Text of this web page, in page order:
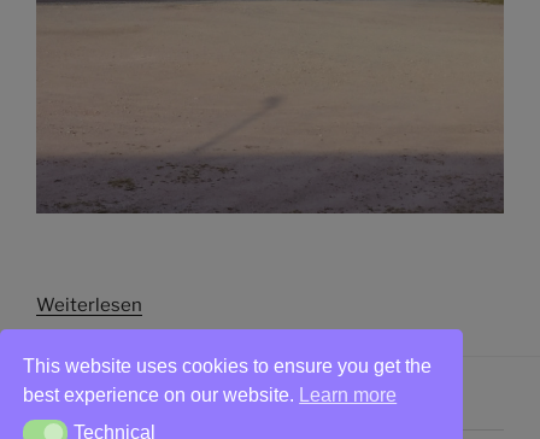
Weiterlesen
This website uses cookies to ensure you get the
best experience on our website.
Learn more
TechnicalTechnical